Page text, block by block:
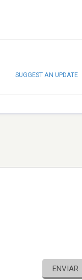
SUGGEST AN UPDATE
ENVIAR